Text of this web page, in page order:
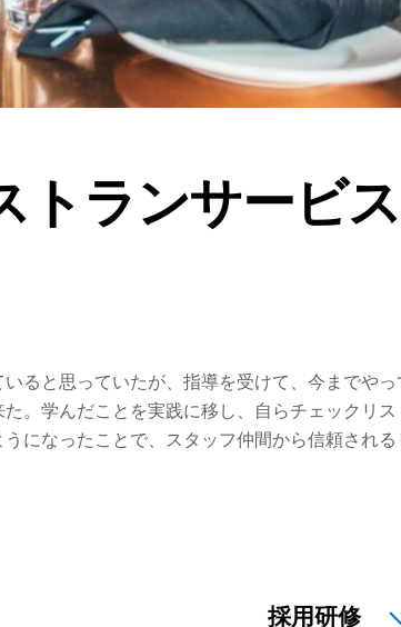
トランサービス
ると思っていたが、指導を受けて、今までやっ
。学んだことを実践に移し、自らチェックリス
になったことで、スタッフ仲間から信頼される
採用研修